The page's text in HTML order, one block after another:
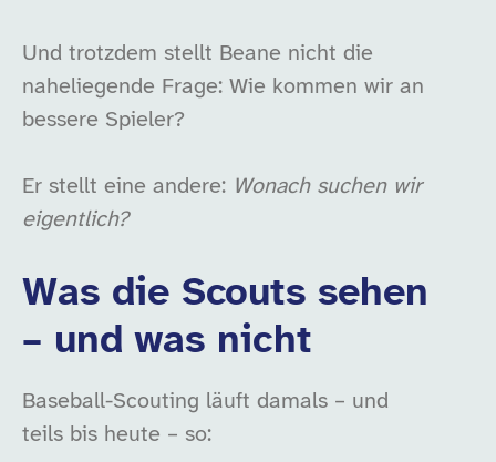
Und trotzdem stellt Beane nicht die
naheliegende Frage: Wie kommen wir an
bessere Spieler?
Er stellt eine andere: Wonach suchen wir
eigentlich?
Was die Scouts sehen
– und was nicht
Baseball-Scouting läuft damals – und
teils bis heute – so: